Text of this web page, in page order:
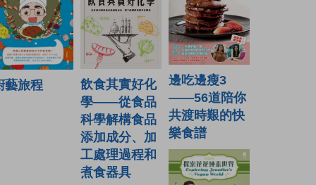
藝旅程
飲食其實好化
學——從食品
科學解構食品
添加成分、加
工處理過程和
煮食器具
邊吃邊瘦3
——56道陪你
共渡時艱的快
樂食譜